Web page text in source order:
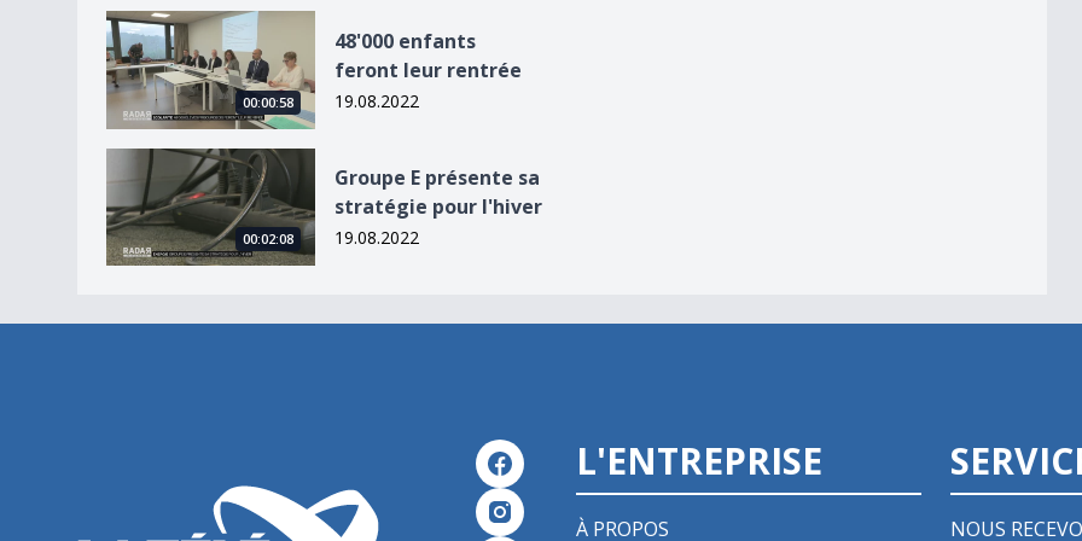
48&#039;000 enfants feront leur rentrée
00:00:58
48'000 enfants
feront leur rentrée
19.08.2022
Groupe E présente sa stratégie pour l&#039;hiver
00:02:08
Groupe E présente sa
stratégie pour l'hiver
19.08.2022
L'ENTREPRISE
À PROPOS NOUS